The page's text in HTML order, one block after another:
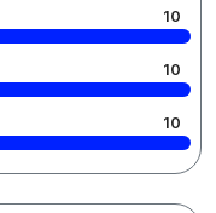
10
10
10